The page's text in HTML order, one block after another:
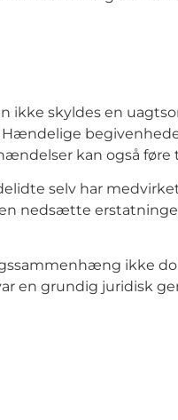
ikke skyldes en
kan også føre
selv har
nedsætte
ikke
en grundig juridisk